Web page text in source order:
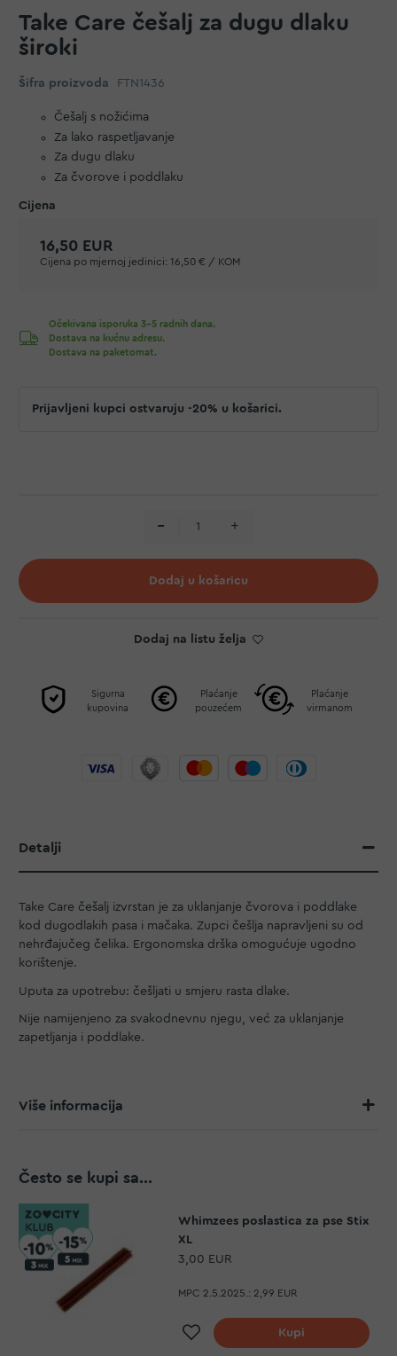
Take Care češalj za dugu dlaku
široki
Šifra proizvoda FTN1436
Češalj s nožićima
Za lako raspetljavanje
Za dugu dlaku
Za čvorove i poddlaku
16,50 EUR
Cijena po mjernoj jedinici: 16,50 € / KOM
Očekivana isporuka 3-5 radnih dana.
Dostava na kućnu adresu.
Dostava na paketomat.
Prijavljeni kupci ostvaruju -20% u košarici.
Dodaj u košaricu
Dodaj na listu želja
Sigurna
kupovina
Plaćanje
pouzećem
Plaćanje
virmanom
Detalji
Take Care češalj izvrstan je za uklanjanje čvorova i poddlake
kod dugodlakih pasa i mačaka. Zupci češlja napravljeni su od
nehrđajučeg čelika. Ergonomska drška omogućuje ugodno
korištenje.
Uputa za upotrebu: češljati u smjeru rasta dlake.
Nije namijenjeno za svakodnevnu njegu, već za uklanjanje
zapetljanja i poddlake.
Više informacija
Često se kupi sa...
Whimzees poslastica za pse Stix
XL
3,00 EUR
MPC 2.5.2025.: 2,99 EUR
Dodaj na listu želja
Kupi